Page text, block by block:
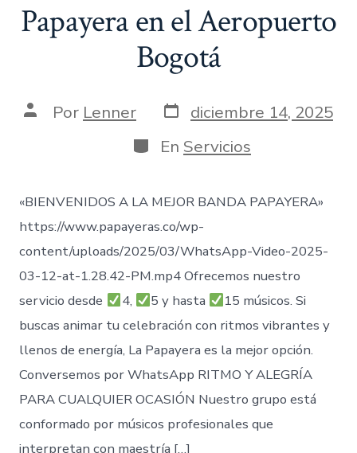
Papayera en el Aeropuerto
Bogotá
AutorPor Lenner Fecha
de
publicación
diciembre 14, 2025
Categorías
En Servicios
«BIENVENIDOS A LA MEJOR BANDA PAPAYERA»
https://www.papayeras.co/wp-
content/uploads/2025/03/WhatsApp-Video-2025-
03-12-at-1.28.42-PM.mp4 Ofrecemos nuestro
servicio desde
4, 5 y hasta
15 músicos. Si
buscas animar tu celebración con ritmos vibrantes y
llenos de energía, La Papayera es la mejor opción.
Conversemos por WhatsApp RITMO Y ALEGRÍA
PARA CUALQUIER OCASIÓN Nuestro grupo está
conformado por músicos profesionales que
interpretan con maestría […]